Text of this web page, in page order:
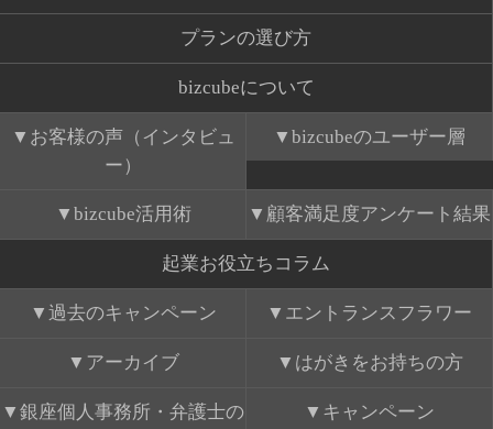
プランの選び方
bizcubeについて
お客様の声（インタビュ
ー）
bizcubeのユーザー層
bizcube活用術 顧客満足度アンケート結果
起業お役立ちコラム
過去のキャンペーン エントランスフラワー
アーカイブ はがきをお持ちの方
銀座個人事務所・弁護士の
キャンペーン